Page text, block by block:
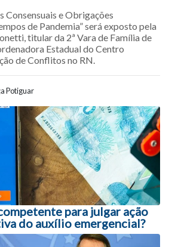
Consensuais e Obrigações
de Pandemia” será exposto pela
titular da 2ª Vara de Família de
Estadual do Centro
de Conflitos no RN.
Potiguar
entre posts
para julgar ação
do auxílio emergencial?